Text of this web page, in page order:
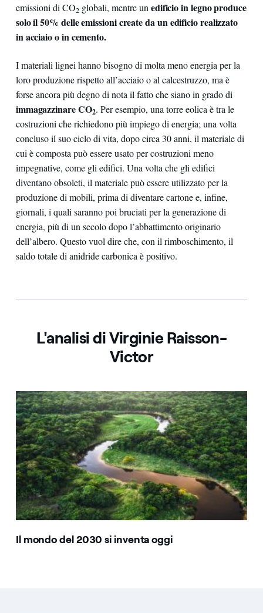
emissioni di CO2 globali, mentre un edificio in legno produce
solo il 50% delle emissioni create da un edificio realizzato
in acciaio o in cemento.
I materiali lignei hanno bisogno di molta meno energia per la
loro produzione rispetto all’acciaio o al calcestruzzo, ma è
forse ancora più degno di nota il fatto che siano in grado di
immagazzinare CO2. Per esempio, una torre eolica è tra le
costruzioni che richiedono più impiego di energia; una volta
concluso il suo ciclo di vita, dopo circa 30 anni, il materiale di
cui è composta può essere usato per costruzioni meno
impegnative, come gli edifici. Una volta che gli edifici
diventano obsoleti, il materiale può essere utilizzato per la
produzione di mobili, prima di diventare cartone e, infine,
giornali, i quali saranno poi bruciati per la generazione di
energia, più di un secolo dopo l’abbattimento originario
dell’albero. Questo vuol dire che, con il rimboschimento, il
saldo totale di anidride carbonica è positivo.
L'analisi di Virginie Raisson-
Victor
Il mondo del 2030 si inventa oggi